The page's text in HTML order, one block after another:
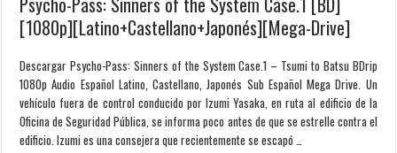
[1080p][Latino+Castellano+Japonés][Mega-Drive]
Descargar Psycho-Pass: Sinners of the System Case.1 – Tsumi to Batsu BDrip
1080p Audio Español Latino, Castellano, Japonés Sub Español Mega Drive. Un
vehículo fuera de control conducido por Izumi Yasaka, en ruta al edificio de la
Oficina de Seguridad Pública, se informa poco antes de que se estrelle contra el
edificio. Izumi es una consejera que recientemente se escapó …